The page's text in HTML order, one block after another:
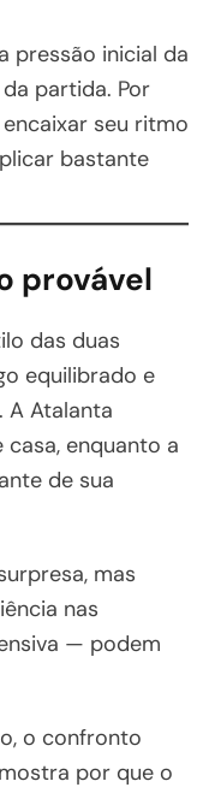
pressão inicial da
partida. Por
seu ritmo
bastante
provável
das duas
equilibrado e
A Atalanta
enquanto a
de sua
mas
nas
— podem
o confronto
por que o